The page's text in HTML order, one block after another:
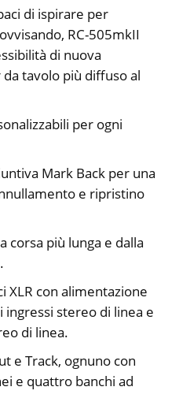
di ispirare per
RC-505mkII
di nuova
tavolo più diffuso al
per ogni
Mark Back per una
e ripristino
corsa più lunga e dalla
XLR con alimentazione
stereo di linea e
di linea.
e Track, ognuno con
e quattro banchi ad